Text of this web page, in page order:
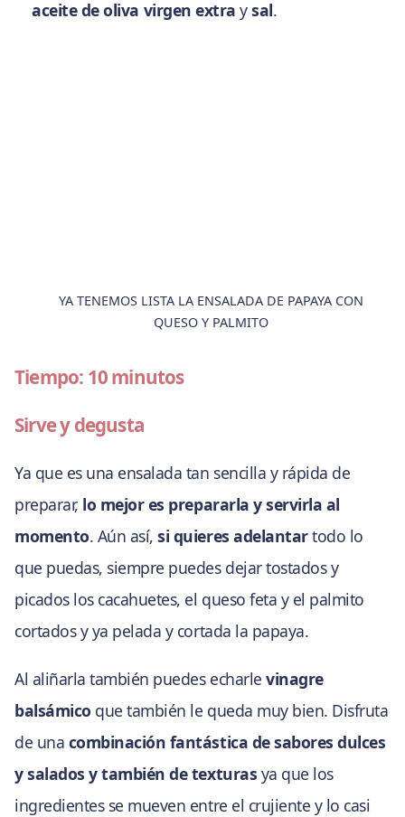
aceite de oliva virgen extra ysal.
YA TENEMOS LISTA LA ENSALADA DE PAPAYA CON
QUESO Y PALMITO
Tiempo: 10 minutos
Sirve y degusta
Ya que es una ensalada tan sencilla y rápida de
preparar, lo mejor es prepararla y servirla al
momento. Aún así,si quieres adelantartodo lo
que puedas, siempre puedes dejar tostados y
picados los cacahuetes, el queso feta y el palmito
cortados y ya pelada y cortada la papaya.
Al aliñarla también puedes echarlevinagre
balsámico que también le queda muy bien. Disfruta
de una combinación fantástica de sabores dulces
y salados y también de texturas ya que los
ingredientes se mueven entre el crujiente y lo casi